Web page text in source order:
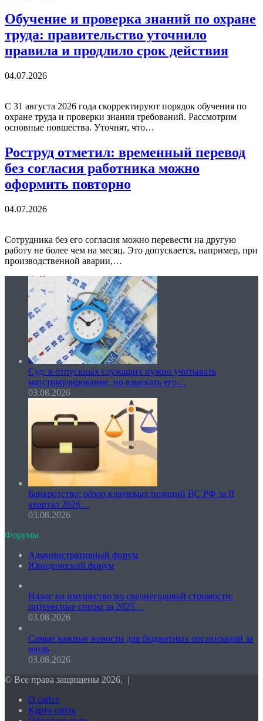
Обучение и проверка знаний по охране
труда: правительство уточнило
правила и продлило срок действия
04.07.2026
С 31 августа 2026 года скорректируют порядок обучения по
охране труда и проверки знания требований. Рассмотрим
основные новшества. Уточнят, что…
Роструд отметил: временный перевод
без согласия работника можно
оформить повторно
04.07.2026
Сотрудника без его согласия можно перевести на другую
работу не более чем на месяц. Это допускается, например, при
производственной аварии,…
Суд: в отпускных служащих нужно учитывать
матстимулирование, но взыскать его…
03.08.2026
Банкротство: обзор ключевых позиций ВС РФ за II
квартал 2026…
03.08.2026
Форумы
Административный форум
Юридический форум
Налог на имущество по среднегодовой стоимости:
интересные споры за 2025…
03.08.2026
Самые важные новости для бюджетных организаций за
июль
03.08.2026
© Все права защищены 2026, |
О сайте
Карта сайта